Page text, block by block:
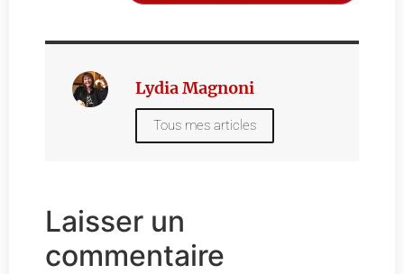
Lydia Magnoni
Tous mes articles
Laisser un
commentaire